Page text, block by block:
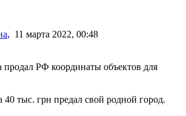
, 11 марта 2022, 00:48
40 тыс. грн предал свой родной город.